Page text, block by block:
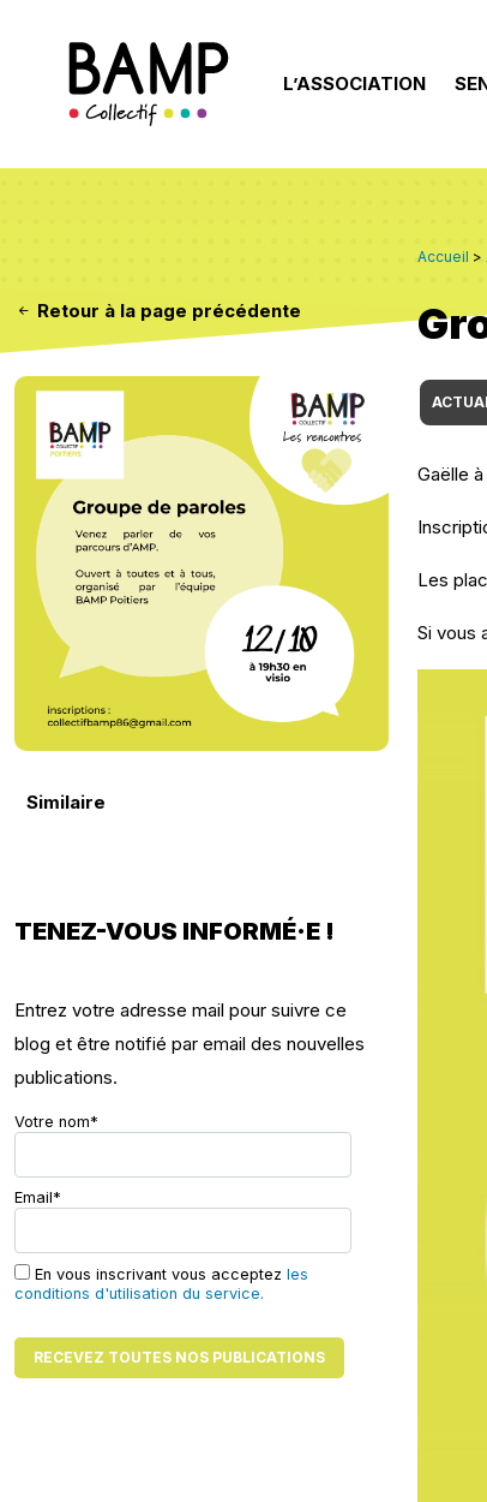
L’ASSOCIATION
Retour à la page précédente
Similaire
TENEZ-VOUS INFORMÉ·E !
Entrez votre adresse mail pour suivre ce
blog et être notifié par email des nouvelles
publications.
Votre nom*
Email*
En vous inscrivant vous acceptez les
conditions d'utilisation du service.
Accueil >
Gaëlle
Les
Si vous